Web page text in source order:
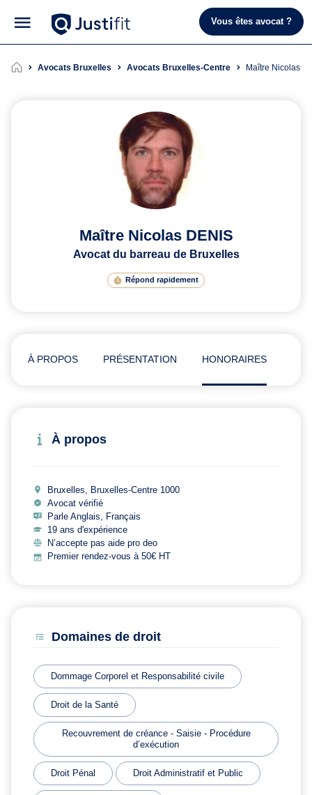
Vous êtes avocat ?
Avocats Bruxelles Avocats Bruxelles-Centre Maître Nicolas
Maître Nicolas DENIS
Avocat du barreau de Bruxelles
Répond rapidement
À PROPOS PRÉSENTATION HONORAIRES
À propos
Bruxelles, Bruxelles-Centre 1000
Avocat vérifié
Parle Anglais, Français
19 ans d'expérience
N’accepte pas aide pro deo
Premier rendez-vous à 50€ HT
Domaines de droit
Dommage Corporel et Responsabilité civile
Droit de la Santé
Recouvrement de créance - Saisie - Procédure
d’exécution
Droit Pénal Droit Administratif et Public